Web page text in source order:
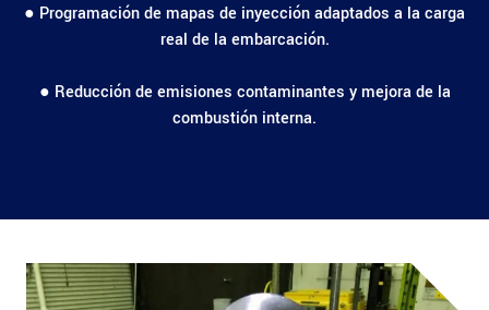
● Programación de mapas de inyección adaptados a la carga
real de la embarcación.
● Reducción de emisiones contaminantes y mejora de la
combustión interna.